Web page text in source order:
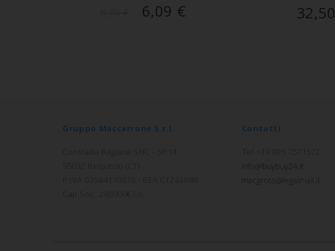
6,09 € 32,50
Gruppo Maccarrone S.r.l. Contatti